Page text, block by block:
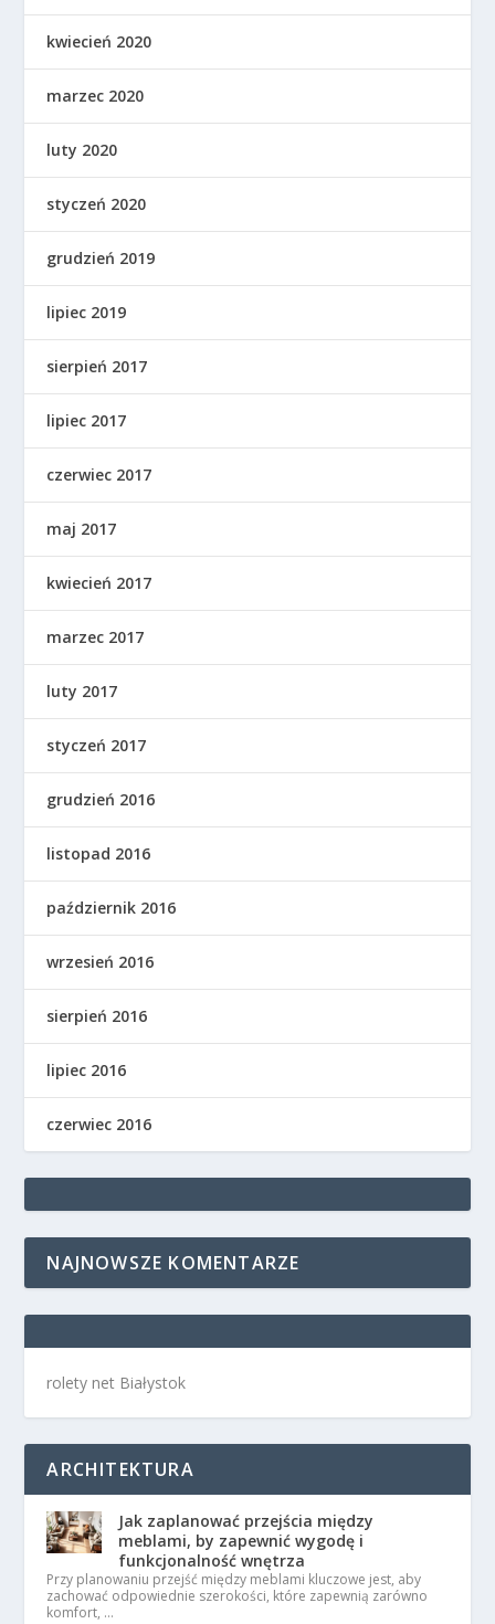
kwiecień 2020
marzec 2020
luty 2020
styczeń 2020
grudzień 2019
lipiec 2019
sierpień 2017
lipiec 2017
czerwiec 2017
maj 2017
kwiecień 2017
marzec 2017
luty 2017
styczeń 2017
grudzień 2016
listopad 2016
październik 2016
wrzesień 2016
sierpień 2016
lipiec 2016
czerwiec 2016
NAJNOWSZE KOMENTARZE
rolety net Białystok
ARCHITEKTURA
Jak zaplanować przejścia między
meblami, by zapewnić wygodę i
funkcjonalność wnętrza
Przy planowaniu przejść między meblami kluczowe jest, aby
zachować odpowiednie szerokości, które zapewnią zarówno
komfort, …